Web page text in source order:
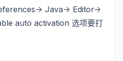
> Java-> Editor->
auto activation 选项要打